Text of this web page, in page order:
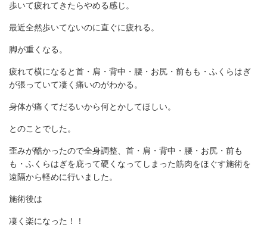
歩いて疲れてきたらやめる感じ。
最近全然歩いてないのに直ぐに疲れる。
脚が重くなる。
疲れて横になると首・肩・背中・腰・お尻・前もも・ふくらはぎ
が張っていて凄く痛いのがわかる。
身体が痛くてだるいから何とかしてほしい。
とのことでした。
歪みが酷かったので全身調整、首・肩・背中・腰・お尻・前も
も・ふくらはぎを庇って硬くなってしまった筋肉をほぐす施術を
遠隔から軽めに行いました。
施術後は
凄く楽になった！！